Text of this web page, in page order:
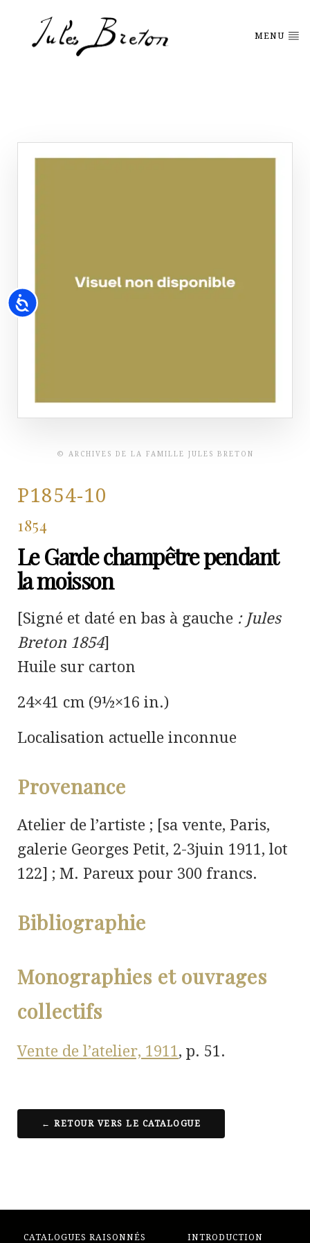
Accessibility
MENU
© ARCHIVES DE LA FAMILLE JULES BRETON
P1854-10
1854
Le Garde champêtre pendant
la moisson
[Signé et daté en bas à gauche : Jules
Breton 1854]
Huile sur carton
24×41 cm (9½×16 in.)
Localisation actuelle inconnue
Provenance
Atelier de l’artiste ; [sa vente, Paris,
galerie Georges Petit, 2-3juin 1911, lot
122] ; M. Pareux pour 300 francs.
Bibliographie
Monographies et ouvrages
collectifs
Vente de l’atelier, 1911, p. 51.
← RETOUR VERS LE CATALOGUE
CATALOGUES RAISONNÉS INTRODUCTION